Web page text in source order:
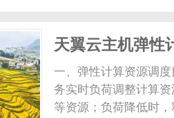
天翼云主机弹性
一、弹性计算资源调
务实时负荷调整计算
等资源；负荷降低时